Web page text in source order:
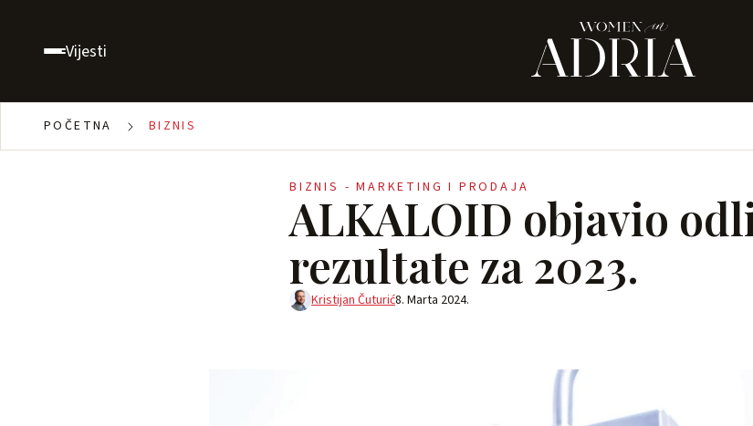
Vijesti
POČETNA BIZNIS
BIZNIS - MARKETING I PRODAJA
ALKALOID objavio
rezultate za 2023.
Kristijan Čuturić8. Marta 2024.